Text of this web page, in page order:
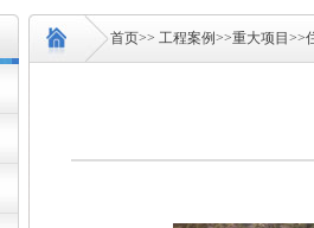
首页>> 工程案例>>重大项目 >>